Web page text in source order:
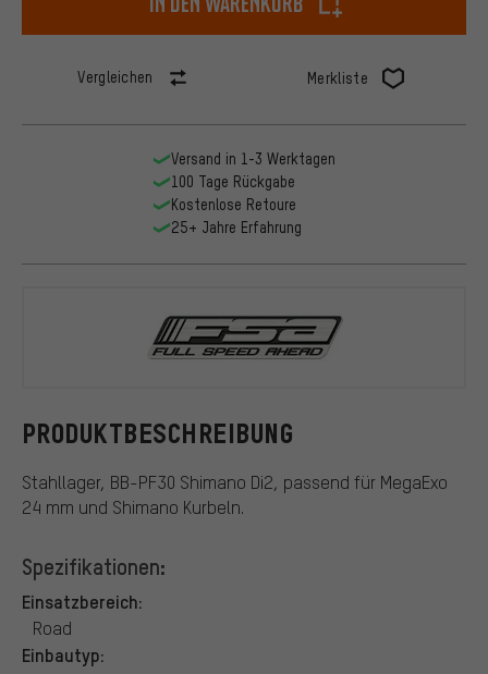
Vergleichen Merkliste
PRODUKTBESCHREIBUNG
Stahllager, BB-PF30 Shimano Di2, passend für MegaExo
24 mm und Shimano Kurbeln.
Spezifikationen:
Einsatzbereich:
Road
Einbautyp:
Versand in 1-3 Werktagen
100 Tage Rückgabe
Kostenlose Retoure
25+ Jahre Erfahrung